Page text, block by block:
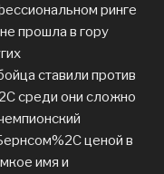
ринге
прошла в гору
ставили против
среди они сложно
ценой в
имя и